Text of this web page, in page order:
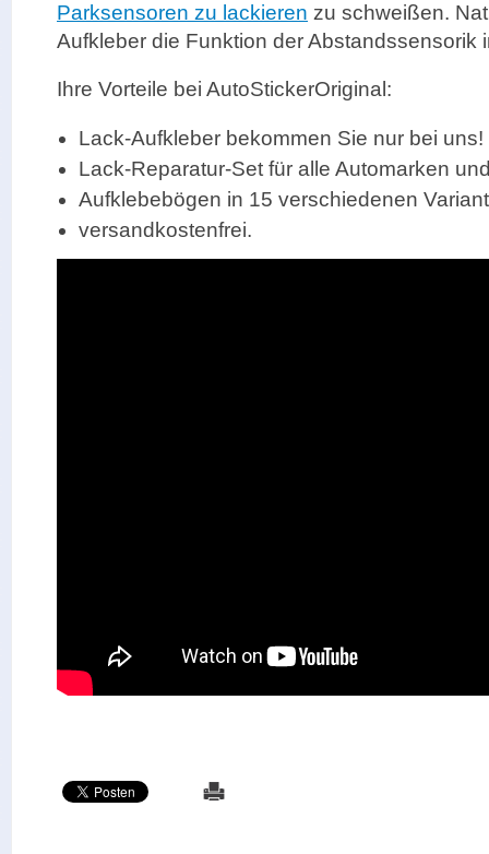
Parksensoren zu lackieren zu schweißen.
Aufkleber die Funktion der Abstandssensorik
Ihre Vorteile bei AutoStickerOriginal:
Lack-Aufkleber bekommen Sie nur bei uns!
Lack-Reparatur-Set für alle Automarken
Aufklebebögen in 15 verschiedenen
versandkostenfrei.